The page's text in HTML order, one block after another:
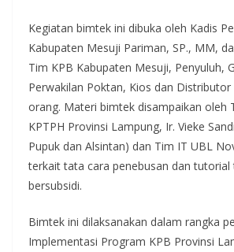
Kegiatan bimtek ini dibuka oleh Kadis
Kabupaten Mesuji Pariman, SP., MM,
Tim KPB Kabupaten Mesuji, Penyuluh,
Perwakilan Poktan, Kios dan Distributor
orang. Materi bimtek disampaikan oleh
KPTPH Provinsi Lampung, Ir. Vieke
Pupuk dan Alsintan) dan Tim IT UBL
terkait tata cara penebusan dan tutorial
bersubsidi.
Bimtek ini dilaksanakan dalam rangka
Implementasi Program KPB Provinsi